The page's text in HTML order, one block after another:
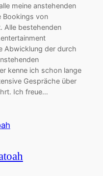
meine anstehenden
Bookings von
Alle bestehenden
Abwicklung der durch
kenne ich schon lange
Gespräche über
Ich freue…